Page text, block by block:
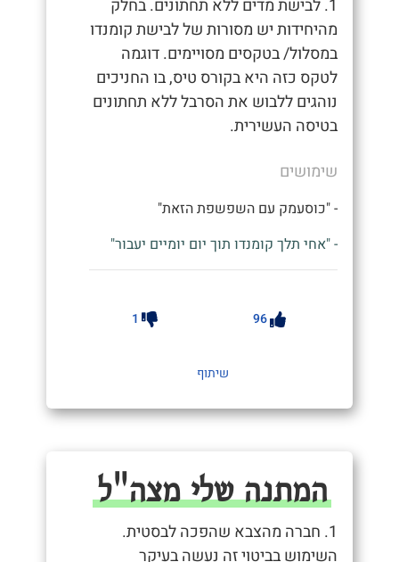
1. לבישת מדים ללא תחתונים. בחלק
מהיחידות יש מסורות של לבישת קומנדו
במסלול/ בטקסים מסויימים. דוגמה
לטקס כזה היא בקורס טיס, בו החניכים
נוהגים ללבוש את הסרבל ללא תחתונים
בטיסה העשירית.
שימושים
- "כוסעמק עם השפשפת הזאת"
- "אחי תלך קומנדו תוך יום יומיים יעבור"
96
1
שיתוף
המתנה שלי מצה"ל
1. חברה מהצבא שהפכה לבסטית.
השימוש בביטוי זה נעשה בעיקר